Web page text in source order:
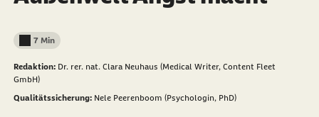
Lesedauer weniger als
7 Min
Redaktion: Dr. rer. nat. Clara Neuhaus (Medical Writer, Content Fleet
GmbH)
Qualitätssicherung: Nele Peerenboom (Psychologin, PhD)